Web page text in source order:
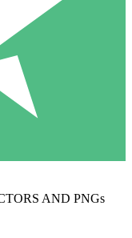
AND PNGs